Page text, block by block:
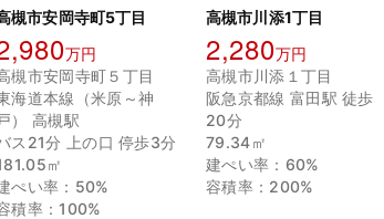
槻市安岡寺町5丁目
万円
槻市安岡寺町５丁目
海道本線（米原～神
） 高槻駅
ス21分 上の口 停歩3分
㎡
ぺい率：50%
積率：100%
高槻市川添1丁目
2,280万円
高槻市川添１丁目
阪急京都線 富田駅 徒歩
20分
79.34㎡
建ぺい率：60%
容積率：200%